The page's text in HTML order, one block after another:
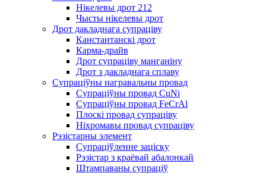
Нікелевы дрот 212
Чысты нікелевы дрот
Дрот дакладнага супраціву
Канстантанскі дрот
Карма-драйв
Дрот супраціву манганіну
Дрот з дакладнага сплаву
Супраціўны награвальны провад
Супраціўны провад CuNi
Супраціўны провад FeCrAl
Плоскі провад супраціву
Ніхромавы провад супраціву
Рэзістарны элемент
Супраціўленне заціску
Рэзістар з краёвай абалонкай
Штампаваны супраціў